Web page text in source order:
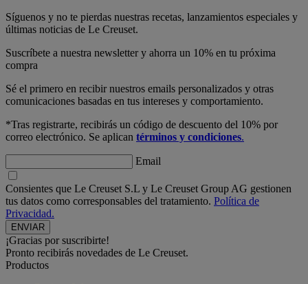
Síguenos y no te pierdas nuestras recetas, lanzamientos especiales y
últimas noticias de Le Creuset.
Suscríbete a nuestra newsletter y ahorra un 10% en tu próxima
compra
Sé el primero en recibir nuestros emails personalizados y otras
comunicaciones basadas en tus intereses y comportamiento.
*Tras registrarte, recibirás un código de descuento del 10% por
correo electrónico. Se aplican términos y condiciones.
Email
Consientes que Le Creuset S.L y Le Creuset Group AG gestionen
tus datos como corresponsables del tratamiento. Política de
Privacidad.
¡Gracias por suscribirte!
Pronto recibirás novedades de Le Creuset.
Productos